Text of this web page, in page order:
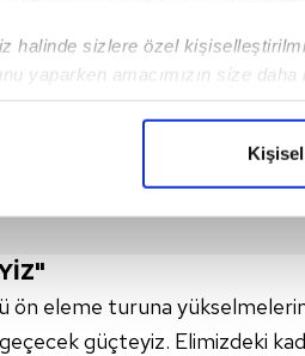
halinde sizlere özel
yaparken amacımızın size
elimizden gelen çabayı
bu çerezlere izin vermedikleri
kişisel verileriniz işlenmekte olup
Diğer çerezler, sitemizin daha
yapılması, amaçlarıyla
ön eleme turuna
güçteyiz. Elimizdeki